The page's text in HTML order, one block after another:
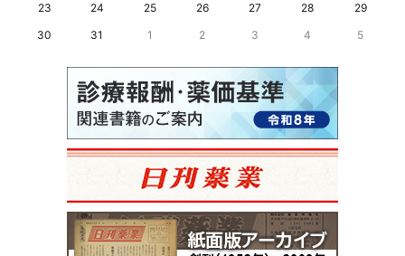
23
24 25 26 27 28
29
30
31 1 2 3 4 5